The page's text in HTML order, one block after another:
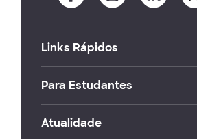
Links Rápidos
Para Estudantes
Atualidade